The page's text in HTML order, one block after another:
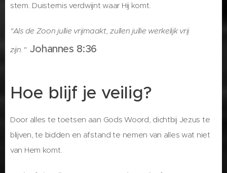
stem. Duisternis verdwijnt waar Hij komt.
"Als de Zoon jullie vrijmaakt, zullen jullie werkelijk vrij
zijn." Johannes 8:36
Hoe blijf je veilig?
Door alles te toetsen aan Gods Woord, dichtbij Jezus te
blijven, te bidden en afstand te nemen van alles wat niet
van Hem komt.